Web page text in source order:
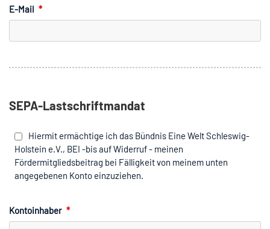
E-Mail *
SEPA-Lastschriftmandat
Hiermit ermächtige ich das Bündnis Eine Welt Schleswig-
Holstein e.V., BEI -bis auf Widerruf - meinen
Fördermitgliedsbeitrag bei Fälligkeit von meinem unten
angegebenen Konto einzuziehen.
Kontoinhaber *